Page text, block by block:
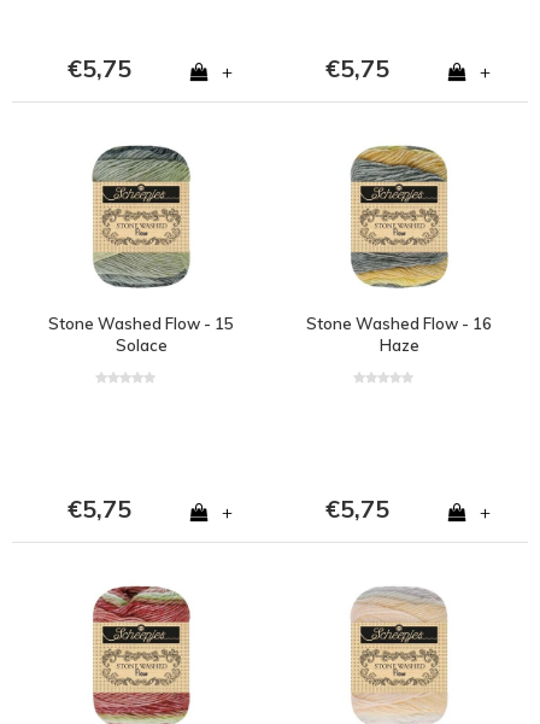
€5,75 + €5,75 +
Stone Washed Flow - 15
Solace
€5,75 +
Stone Washed Flow - 16
Haze
€5,75 +